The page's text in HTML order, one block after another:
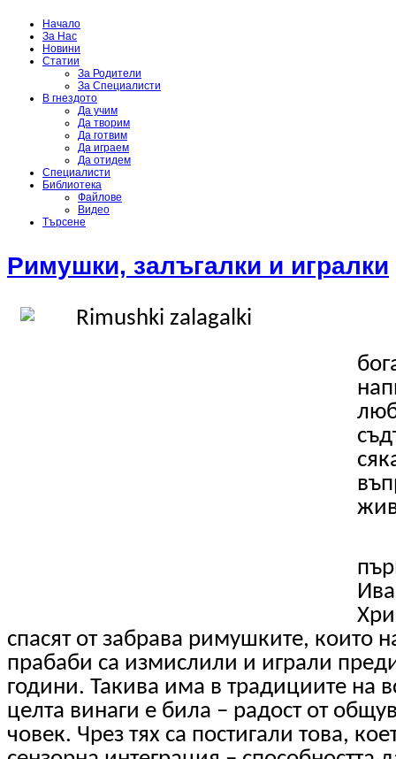
Начало
За Нас
Новини
Статии
За Родители
За Специалисти
В гнездото
Да учим
Да творим
Да готвим
Да играем
Да отидем
Специалисти
Библиотека
Файлове
Видео
Търсене
Римушки, залъгалки и игралки
спасят от забрава римушките, които
прабаби са измислили и играли
години. Такива има в традициите на
целта винаги е била – радост от
човек. Чрез тях са постигали това,